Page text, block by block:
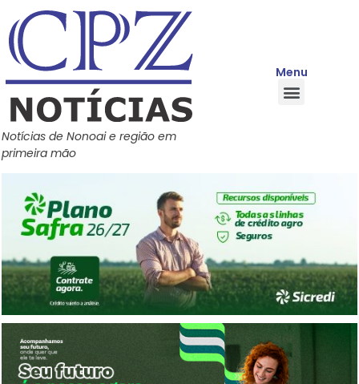
Notícias de Nonoai e região em
primeira mão
Menu